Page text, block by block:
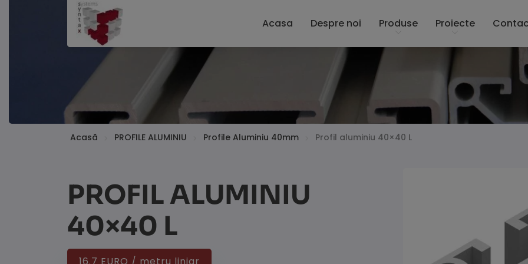
Acasa Despre noi Produse Proiecte
Acasă PROFILE ALUMINIU Profile Aluminiu 40mm Profil aluminiu 40×40 L
PROFIL ALUMINIU
40×40 L